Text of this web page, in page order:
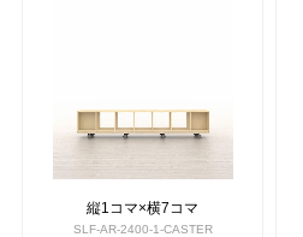
縦1コマ×横7コマ
SLF-AR-2400-1-CASTER